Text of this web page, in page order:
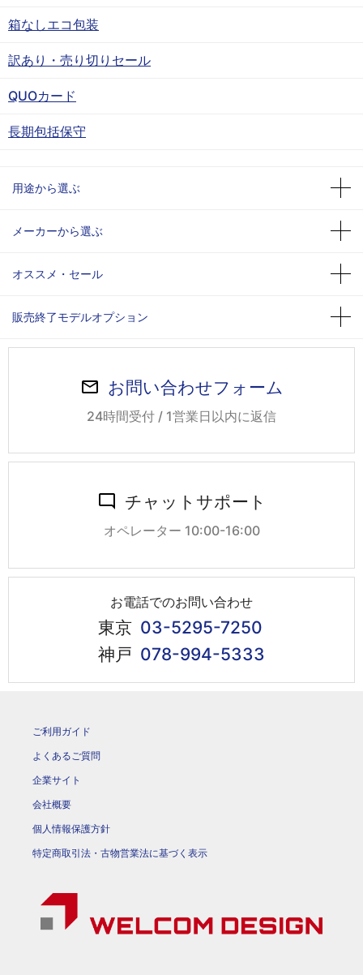
箱なしエコ包装
訳あり・売り切りセール
QUOカード
長期包括保守
用途から選ぶ
メーカーから選ぶ
オススメ・セール
販売終了モデルオプション
お問い合わせフォーム
24時間受付 / 1営業日以内に返信
チャットサポート
オペレーター 10:00-16:00
お電話でのお問い合わせ
東京 03-5295-7250
神戸 078-994-5333
ご利用ガイド
よくあるご質問
企業サイト
会社概要
個人情報保護方針
特定商取引法・古物営業法に基づく表示